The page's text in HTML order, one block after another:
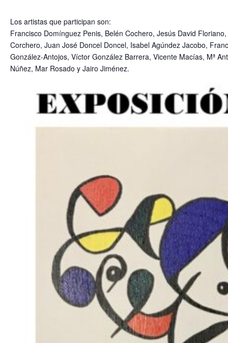
Los artistas que participan son:
Francisco Domínguez Penis, Belén Cochero, Jesús David
Corchero, Juan José Doncel Doncel, Isabel Agúndez Jacobo,
González-Antojos, Víctor González Barrera, Vicente Macías, Mª
Núñez, Mar Rosado y Jairo Jiménez.